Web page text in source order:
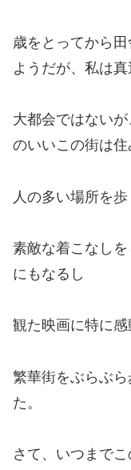
歳をとってから
ようだが、私は真
大都会ではない
のいいこの街は住
人の多い場所を
素敵な着こなし
にもなるし
観た映画に特に
繁華街をぶらぶ
た。
さて、いつまで